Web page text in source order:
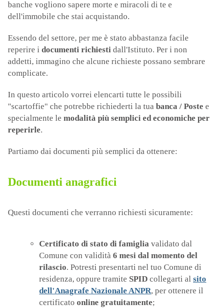
banche vogliono sapere morte e miracoli di te e
dell'immobile che stai acquistando.
Essendo del settore, per me è stato abbastanza facile
reperire i documenti richiesti dall'Istituto. Per i non
addetti, immagino che alcune richieste possano sembrare
complicate.
In questo articolo vorrei elencarti tutte le possibili
"scartoffie" che potrebbe richiederti la tua banca / Poste e
specialmente le modalità più semplici ed economiche per
reperirle.
Partiamo dai documenti più semplici da ottenere:
Documenti anagrafici
Questi documenti che verranno richiesti sicuramente:
Certificato di stato di famiglia validato dal
Comune con validità 6 mesi dal momento del
rilascio. Potresti presentarti nel tuo Comune di
residenza, oppure tramite SPID collegarti al sito
dell'Anagrafe Nazionale ANPR, per ottenere il
certificato online gratuitamente;